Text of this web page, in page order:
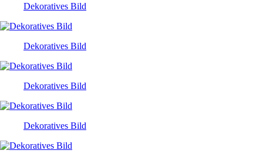
Dekoratives Bild
Dekoratives Bild
Dekoratives Bild
Dekoratives Bild